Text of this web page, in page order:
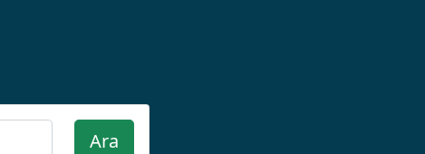
Ara